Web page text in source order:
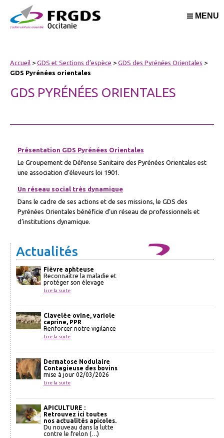
MENU
Accueil > GDS et Sections d’espèce > GDS des Pyrénées Orientales >
GDS Pyrénées orientales
GDS PYRÉNÉES ORIENTALES
Présentation GDS Pyrénées Orientales
Le Groupement de Défense Sanitaire des Pyrénées Orientales est
une association d’éleveurs loi 1901.
Un réseau social très dynamique
Dans le cadre de ses actions et de ses missions, le GDS des
Pyrénées Orientales bénéficie d’un réseau de professionnels et
d’institutions dynamique.
Actualités
Fièvre aphteuse
Reconnaître la maladie et
protéger son élevage
Lire la suite
Clavelée ovine, variole
caprine, PPR
Renforcer notre vigilance
Lire la suite
Dermatose Nodulaire
Contagieuse des bovins
mise à jour 02/03/2026
Lire la suite
APICULTURE :
Retrouvez ici toutes
nos actualités apicoles.
Du nouveau dans la lutte
contre le frelon (…)